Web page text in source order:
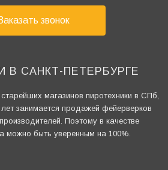
звонок
В САНКТ-ПЕТЕРБУРГЕ
магазинов пиротехники в СПб,
занимается продажей фейерверков
Поэтому в качестве
можно быть уверенным на 100%.